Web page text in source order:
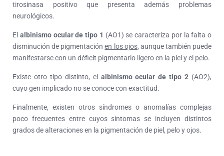
tirosinasa positivo que presenta además problemas
neurológicos.
El albinismo ocular de tipo 1 (AO1) se caracteriza por la falta o
disminución de pigmentaciónen los ojos, aunque también puede
manifestarse con un déficit pigmentario ligero en la piel y el pelo.
Existe otro tipo distinto, el albinismo ocular de tipo 2 (AO2),
cuyo gen implicado no se conoce con exactitud.
Finalmente, existen otros síndromes o anomalías complejas
poco frecuentes entre cuyos síntomas se incluyen distintos
grados de alteraciones en la pigmentación de piel, pelo y ojos.